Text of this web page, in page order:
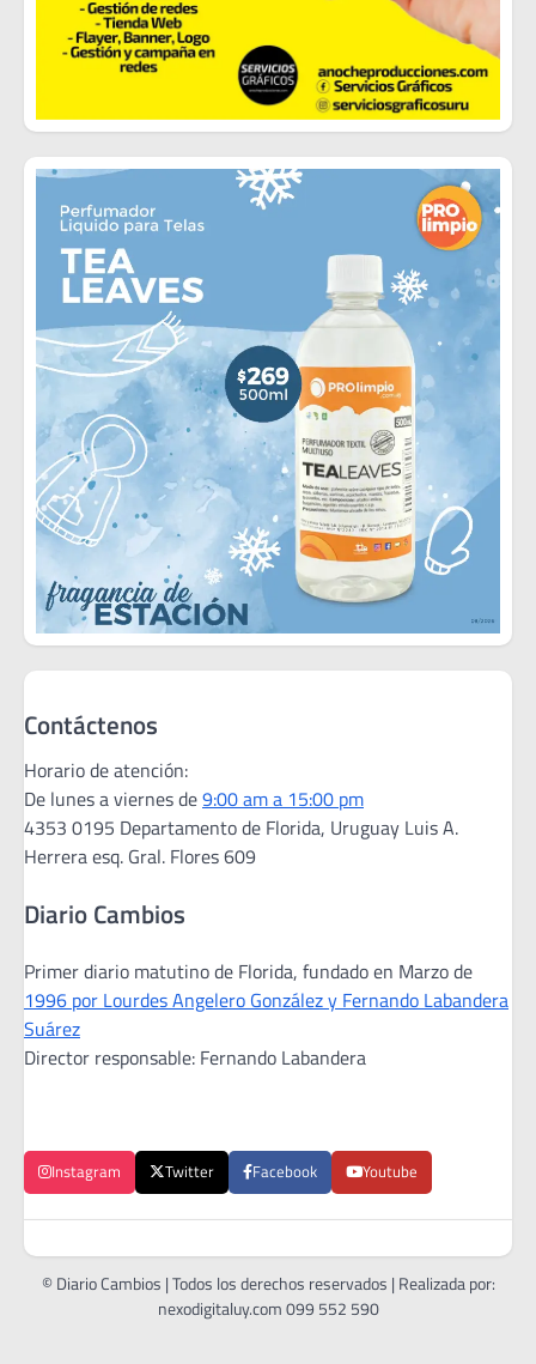
Contáctenos
Horario de atención:
De lunes a viernes de9:00 am a 15:00 pm
4353 0195 Departamento de Florida, Uruguay Luis A.
Herrera esq. Gral. Flores 609
Diario Cambios
Primer diario matutino de Florida, fundado en Marzo de
1996 por Lourdes Angelero González y Fernando Labandera
Suárez
Director responsable: Fernando Labandera
Instagram Twitter Facebook Youtube